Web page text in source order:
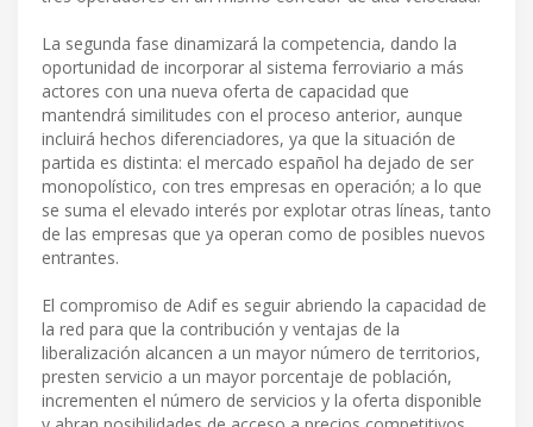
La segunda fase dinamizará la competencia, dando la
oportunidad de incorporar al sistema ferroviario a más
actores con una nueva oferta de capacidad que
mantendrá similitudes con el proceso anterior, aunque
incluirá hechos diferenciadores, ya que la situación de
partida es distinta: el mercado español ha dejado de ser
monopolístico, con tres empresas en operación; a lo que
se suma el elevado interés por explotar otras líneas, tanto
de las empresas que ya operan como de posibles nuevos
entrantes.
El compromiso de Adif es seguir abriendo la capacidad de
la red para que la contribución y ventajas de la
liberalización alcancen a un mayor número de territorios,
presten servicio a un mayor porcentaje de población,
incrementen el número de servicios y la oferta disponible